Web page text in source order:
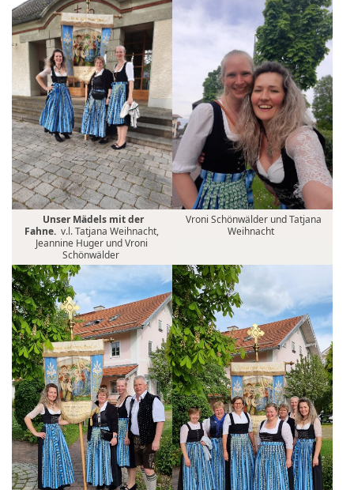
Unser Mädels mit der
Fahne. v.l. Tatjana Weihnacht,
Jeannine Huger und Vroni
Schönwälder
Vroni Schönwälder und Tatjana
Weihnacht